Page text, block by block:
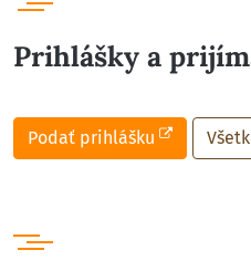
Prihlášky a
Podať prihlášku